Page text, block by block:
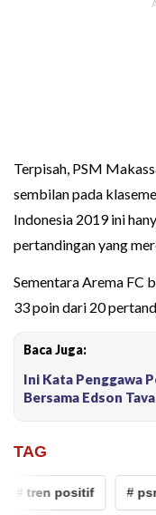
Terpisah, PSM
sembilan pada
Indonesia 2019 ini
pertandingan yang
Sementara Arema FC
33 poin dari 20
Baca Juga:
Ini Kata Penggawa
Bersama Edson
TAG
# tren positif #